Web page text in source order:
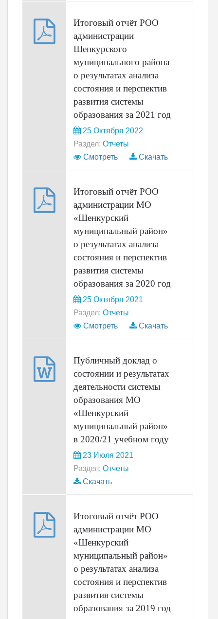
Итоговый отчёт РОО
администрации
Шенкурского
муниципального района
о результатах анализа
состояния и перспектив
развития системы
образования за 2021 год
25 Октября 2022
Раздел: Отчеты
Смотреть
Скачать
Итоговый отчёт РОО
администрации МО
«Шенкурский
муниципальный район»
о результатах анализа
состояния и перспектив
развития системы
образования за 2020 год
25 Октября 2021
Раздел: Отчеты
Смотреть
Скачать
Публичный доклад о
состоянии и результатах
деятельности системы
образования МО
«Шенкурский
муниципальный район»
в 2020/21 учебном году
23 Июля 2021
Раздел: Отчеты
Скачать
Итоговый отчёт РОО
администрации МО
«Шенкурский
муниципальный район»
о результатах анализа
состояния и перспектив
развития системы
образования за 2019 год